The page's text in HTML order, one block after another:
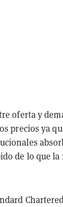
oferta y
precios ya
de lo que la